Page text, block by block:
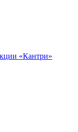
«Кантри»